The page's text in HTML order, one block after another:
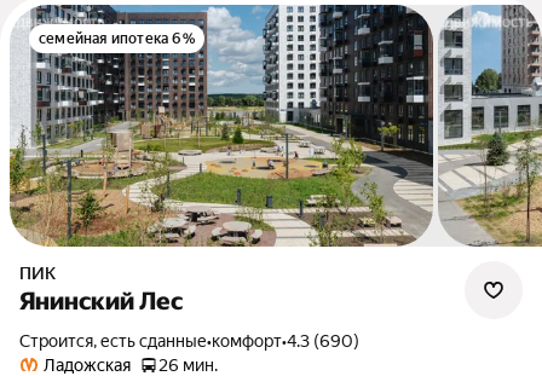
семейная ипотека 6%
ПИК
Янинский Лес
Строится, есть сданные•комфорт•4.3 (690)
Ладожская
26 мин.